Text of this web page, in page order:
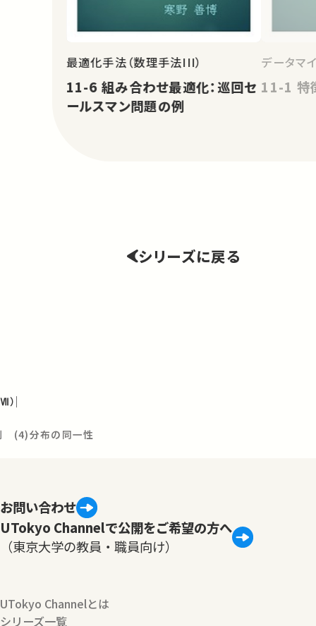
最適化手法（数理手法III）
11-6 組み合わせ最適化：巡回セ
ールスマン問題の例
データマ
11-1 特
シリーズに戻る
）
(4)分布の同一性
お問い合わせ
UTokyo Channelで公開をご希望の方へ
（東京大学の教員・職員向け）
UTokyo Channelとは
シリーズ一覧